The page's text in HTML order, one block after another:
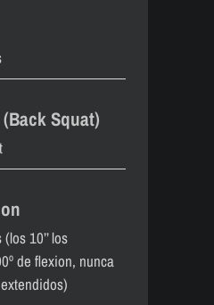
Squat)
10’’ los
de flexion, nunca